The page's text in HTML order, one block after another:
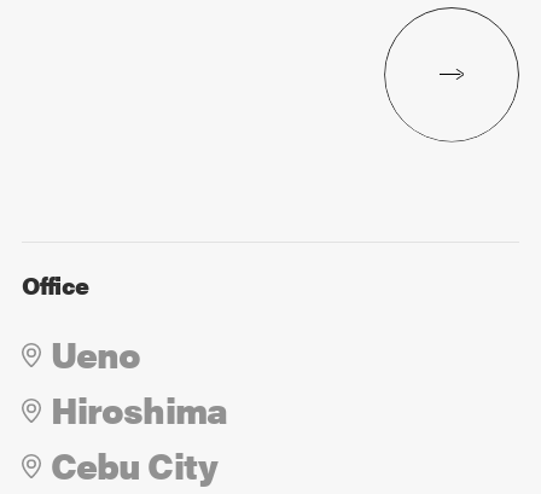
Office
Ueno
Hiroshima
Cebu City